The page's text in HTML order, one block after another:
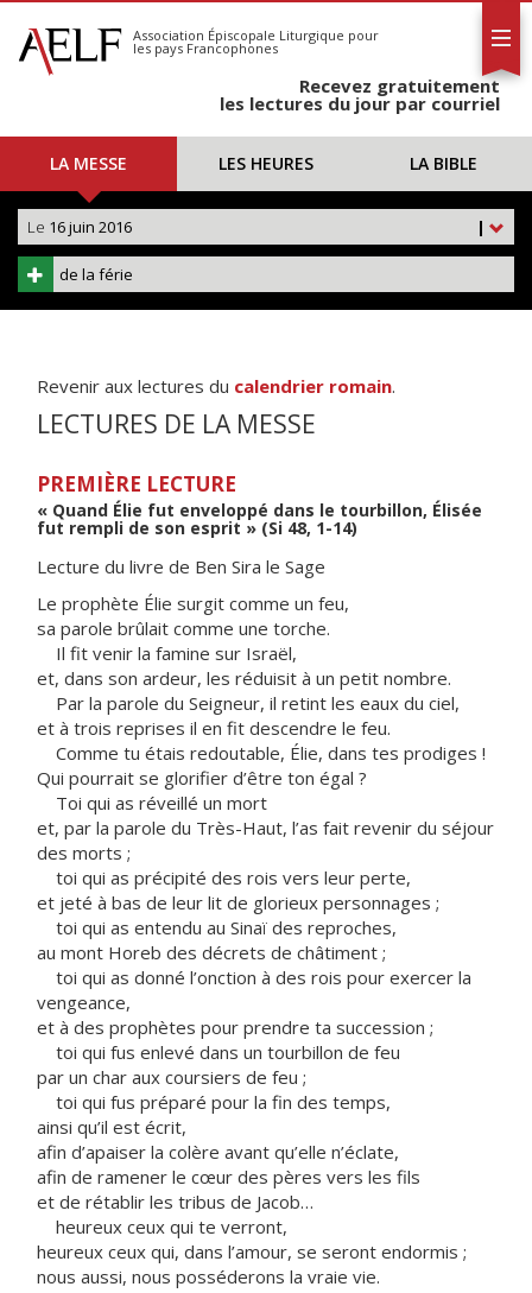
S'abonner
Calendrier
Association Épiscopale Liturgique pour
les pays Francophones
Recevez gratuitement
les lectures du jour par courriel
LA MESSE LES HEURES LA BIBLE
|
Le 16 juin 2016
de la férie
Revenir aux lectures du calendrier romain.
LECTURES DE LA MESSE
PREMIÈRE LECTURE
« Quand Élie fut enveloppé dans le tourbillon, Élisée
fut rempli de son esprit » (Si 48, 1-14)
Lecture du livre de Ben Sira le Sage
Le prophète Élie surgit comme un feu,
sa parole brûlait comme une torche.
Il fit venir la famine sur Israël,
et, dans son ardeur, les réduisit à un petit nombre.
Par la parole du Seigneur, il retint les eaux du ciel,
et à trois reprises il en fit descendre le feu.
Comme tu étais redoutable, Élie, dans tes prodiges !
Qui pourrait se glorifier d’être ton égal ?
Toi qui as réveillé un mort
et, par la parole du Très-Haut, l’as fait revenir du séjour
des morts ;
toi qui as précipité des rois vers leur perte,
et jeté à bas de leur lit de glorieux personnages ;
toi qui as entendu au Sinaï des reproches,
au mont Horeb des décrets de châtiment ;
toi qui as donné l’onction à des rois pour exercer la
vengeance,
et à des prophètes pour prendre ta succession ;
toi qui fus enlevé dans un tourbillon de feu
par un char aux coursiers de feu ;
toi qui fus préparé pour la fin des temps,
ainsi qu’il est écrit,
afin d’apaiser la colère avant qu’elle n’éclate,
afin de ramener le cœur des pères vers les fils
et de rétablir les tribus de Jacob…
heureux ceux qui te verront,
heureux ceux qui, dans l’amour, se seront endormis ;
nous aussi, nous posséderons la vraie vie.